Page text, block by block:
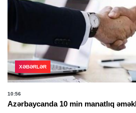
XƏBƏRLƏR
10:56
Azərbaycanda 10 min manatlıq